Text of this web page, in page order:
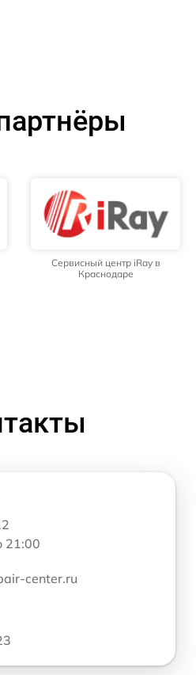
Сервисный центр iRay в
Краснодаре
21:00
center.ru